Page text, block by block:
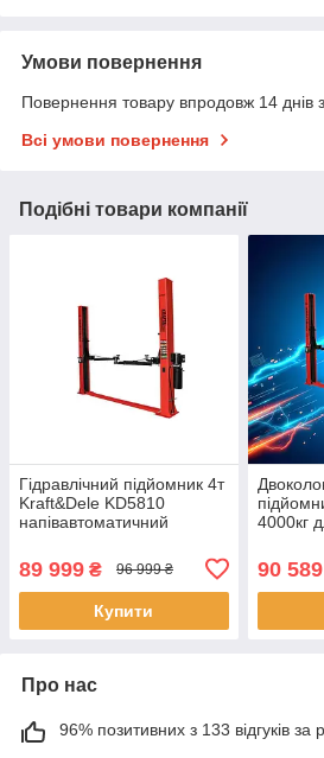
Умови повернення
Повернення товару впродовж 14 днів
Всі умови повернення
Подібні товари компанії
Гідравлічний підйомник 4т
Kraft&Dele KD5810
напівавтоматичний
89 999 ₴ 96 999 ₴
Купити
4000кг
90 589
Про нас
96% позитивних з 133 відгуків за